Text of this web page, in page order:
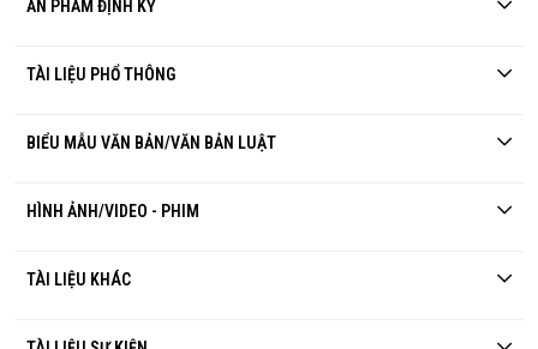
ẤN PHẨM ĐỊNH KỲ
TÀI LIỆU PHỔ THÔNG
BIỂU MẪU VĂN BẢN/VĂN BẢN LUẬT
HÌNH ẢNH/VIDEO - PHIM
TÀI LIỆU KHÁC